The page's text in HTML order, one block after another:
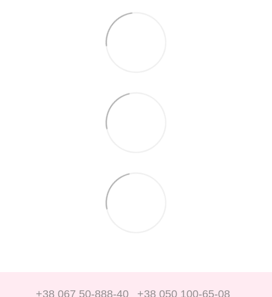
+38 067 50-888-40 +38 050 100-65-08